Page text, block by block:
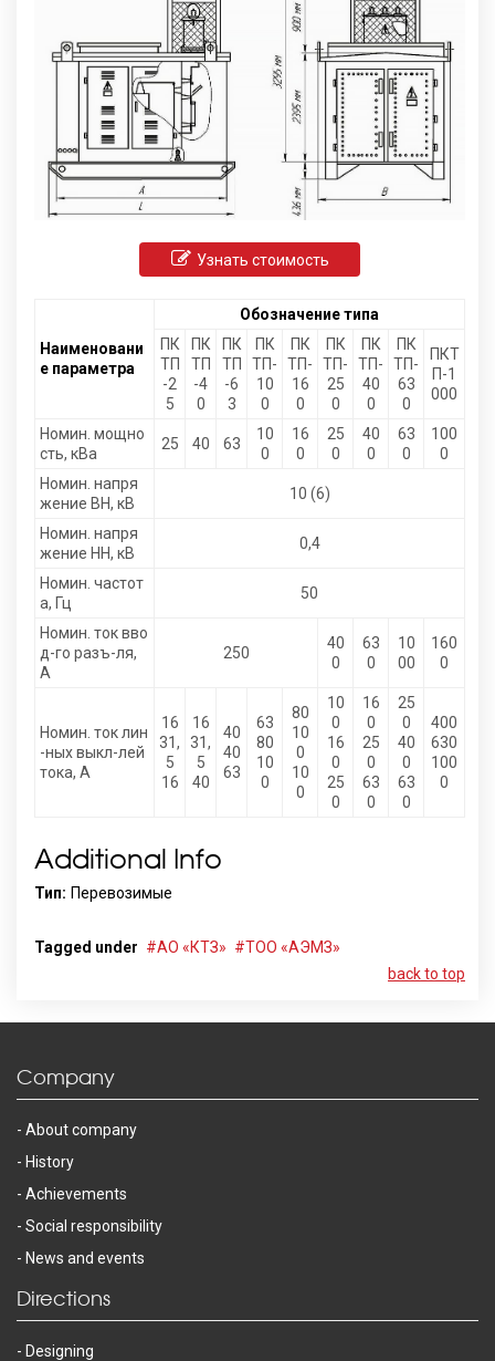
Узнать стоимость
Наименовани
е параметра
Обозначение типа
ПК
ТП
-2
5
ПК
ТП
-4
0
ПК
ТП
-6
3
ПК
ТП-
10
0
ПК
ТП-
16
0
ПК
ТП-
25
0
ПК
ТП-
40
0
ПК
ТП-
63
0
ПКТ
П-1
000
Номин. мощно
сть, кВа
25 40 63
10
0
16
0
25
0
40
0
63
0
100
0
Номин. напря
жение ВН, кВ
10 (6)
Номин. напря
жение НН, кВ
0,4
Номин. частот
а, Гц
50
Номин. ток вво
д-го разъ-ля,
А
250
40
0
63
0
10
00
160
0
Номин. ток лин
-ных выкл-лей
тока, А
16
31,
5
16
16
31,
5
40
40
40
63
63
80
10
0
80
10
0
10
0
10
0
16
0
25
0
16
0
25
0
63
0
25
0
40
0
63
0
400
630
100
0
Additional Info
Тип: Перевозимые
Tagged under АО «КТЗ»
ТОО «АЭМЗ»
back to top
Company
About company
History
Achievements
Social responsibility
News and events
Directions
Designing